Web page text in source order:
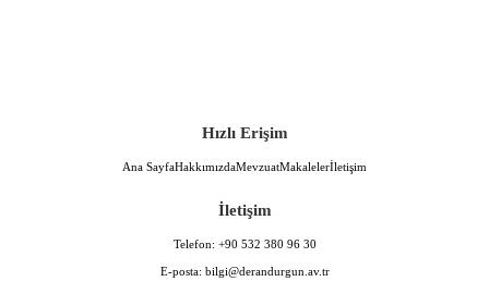
Hızlı Erişim
Ana SayfaHakkımızdaMevzuatMakalelerİletişim
İletişim
Telefon: +90 532 380 96 30
E-posta: bilgi@derandurgun.av.tr